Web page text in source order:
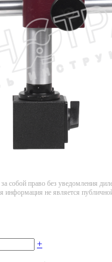
собой право без уведомления
информация не является
+